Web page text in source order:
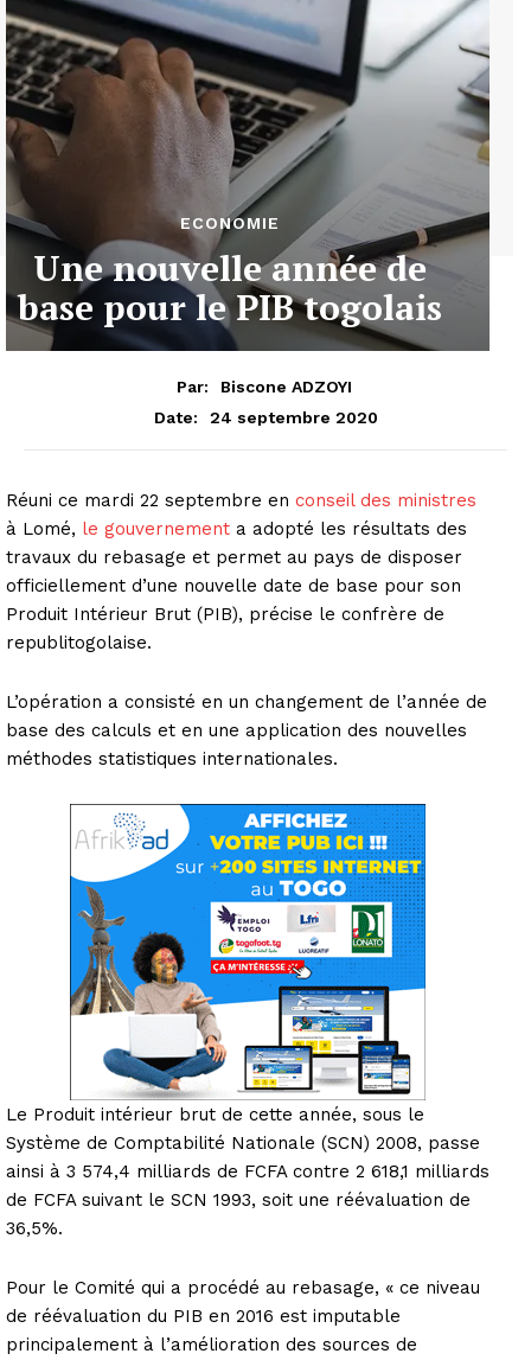
ECONOMIE
Une nouvelle année de
base pour le PIB togolais
Par:
Biscone ADZOYI
Date:
24 septembre 2020
Réuni ce mardi 22 septembre en conseil des ministres
à Lomé, le gouvernement a adopté les résultats des
travaux du rebasage et permet au pays de disposer
officiellement d’une nouvelle date de base pour son
Produit Intérieur Brut (PIB), précise le confrère de
republitogolaise.
L’opération a consisté en un changement de l’année de
base des calculs et en une application des nouvelles
méthodes statistiques internationales.
Le Produit intérieur brut de cette année, sous le
Système de Comptabilité Nationale (SCN) 2008, passe
ainsi à 3 574,4 milliards de FCFA contre 2 618,1 milliards
de FCFA suivant le SCN 1993, soit une réévaluation de
36,5%.
Pour le Comité qui a procédé au rebasage, « ce niveau
de réévaluation du PIB en 2016 est imputable
principalement à l’amélioration des sources de